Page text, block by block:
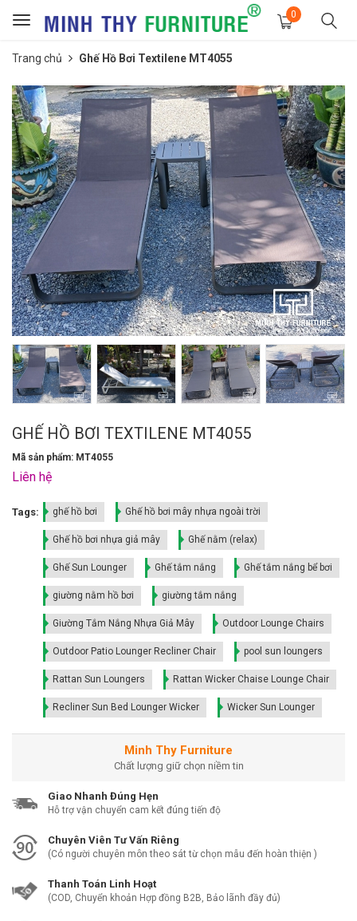
Toggle
0
Trang chủ Ghế Hồ Bơi Textilene MT4055
GHẾ HỒ BƠI TEXTILENE MT4055
Mã sản phẩm: MT4055
Liên hệ
Tags: ghế hồ bơi Ghế hồ bơi mây nhựa ngoài trời
Ghế hồ bơi nhựa giả mây Ghế nằm (relax)
Ghế Sun Lounger Ghế tắm nắng Ghế tắm nắng bể bơi
giường nằm hồ bơi giường tắm nắng
Giường Tắm Nắng Nhựa Giả Mây Outdoor Lounge Chairs
Outdoor Patio Lounger Recliner Chair pool sun loungers
Rattan Sun Loungers Rattan Wicker Chaise Lounge Chair
Recliner Sun Bed Lounger Wicker Wicker Sun Lounger
Minh Thy Furniture
Chất lượng giữ chọn niềm tin
Giao Nhanh Đúng Hẹn
Hỗ trợ vận chuyển cam kết đúng tiến độ
Chuyên Viên Tư Vấn Riêng
(Có người chuyên môn theo sát từ chọn mẫu đến hoàn thiện )
Thanh Toán Linh Hoạt
(COD, Chuyển khoản Hợp đồng B2B, Bảo lãnh đầy đủ)